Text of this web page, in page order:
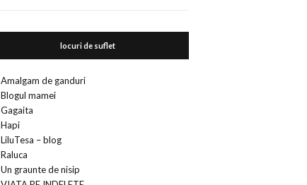
locuri de suflet
Amalgam de ganduri
Blogul mamei
Gagaita
Hapi
LiluTesa – blog
Raluca
Un graunte de nisip